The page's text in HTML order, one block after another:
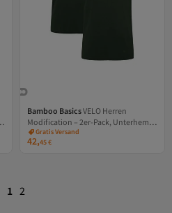
Bamboo BasicsVELO Herren
Modification – 2er-Pack, Unterhemd
und V-Ausschnitt-Single-Jersey
Versand Kostenlos
Gratis Versand
Versand Kostenlos
42,45€
1 2